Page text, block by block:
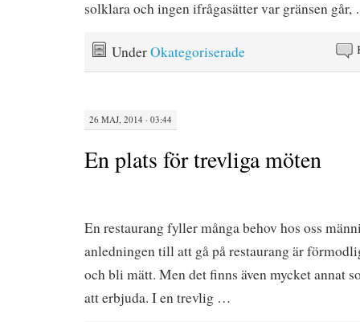
solklara och ingen ifrågasätter var gränsen
UnderOkategoriserade
26 MAJ, 2014 · 03:44
En plats för trevliga möten
En restaurang fyller många behov hos oss
anledningen till att gå på restaurang är
och bli mätt. Men det finns även mycket annat
att erbjuda. I en trevlig …